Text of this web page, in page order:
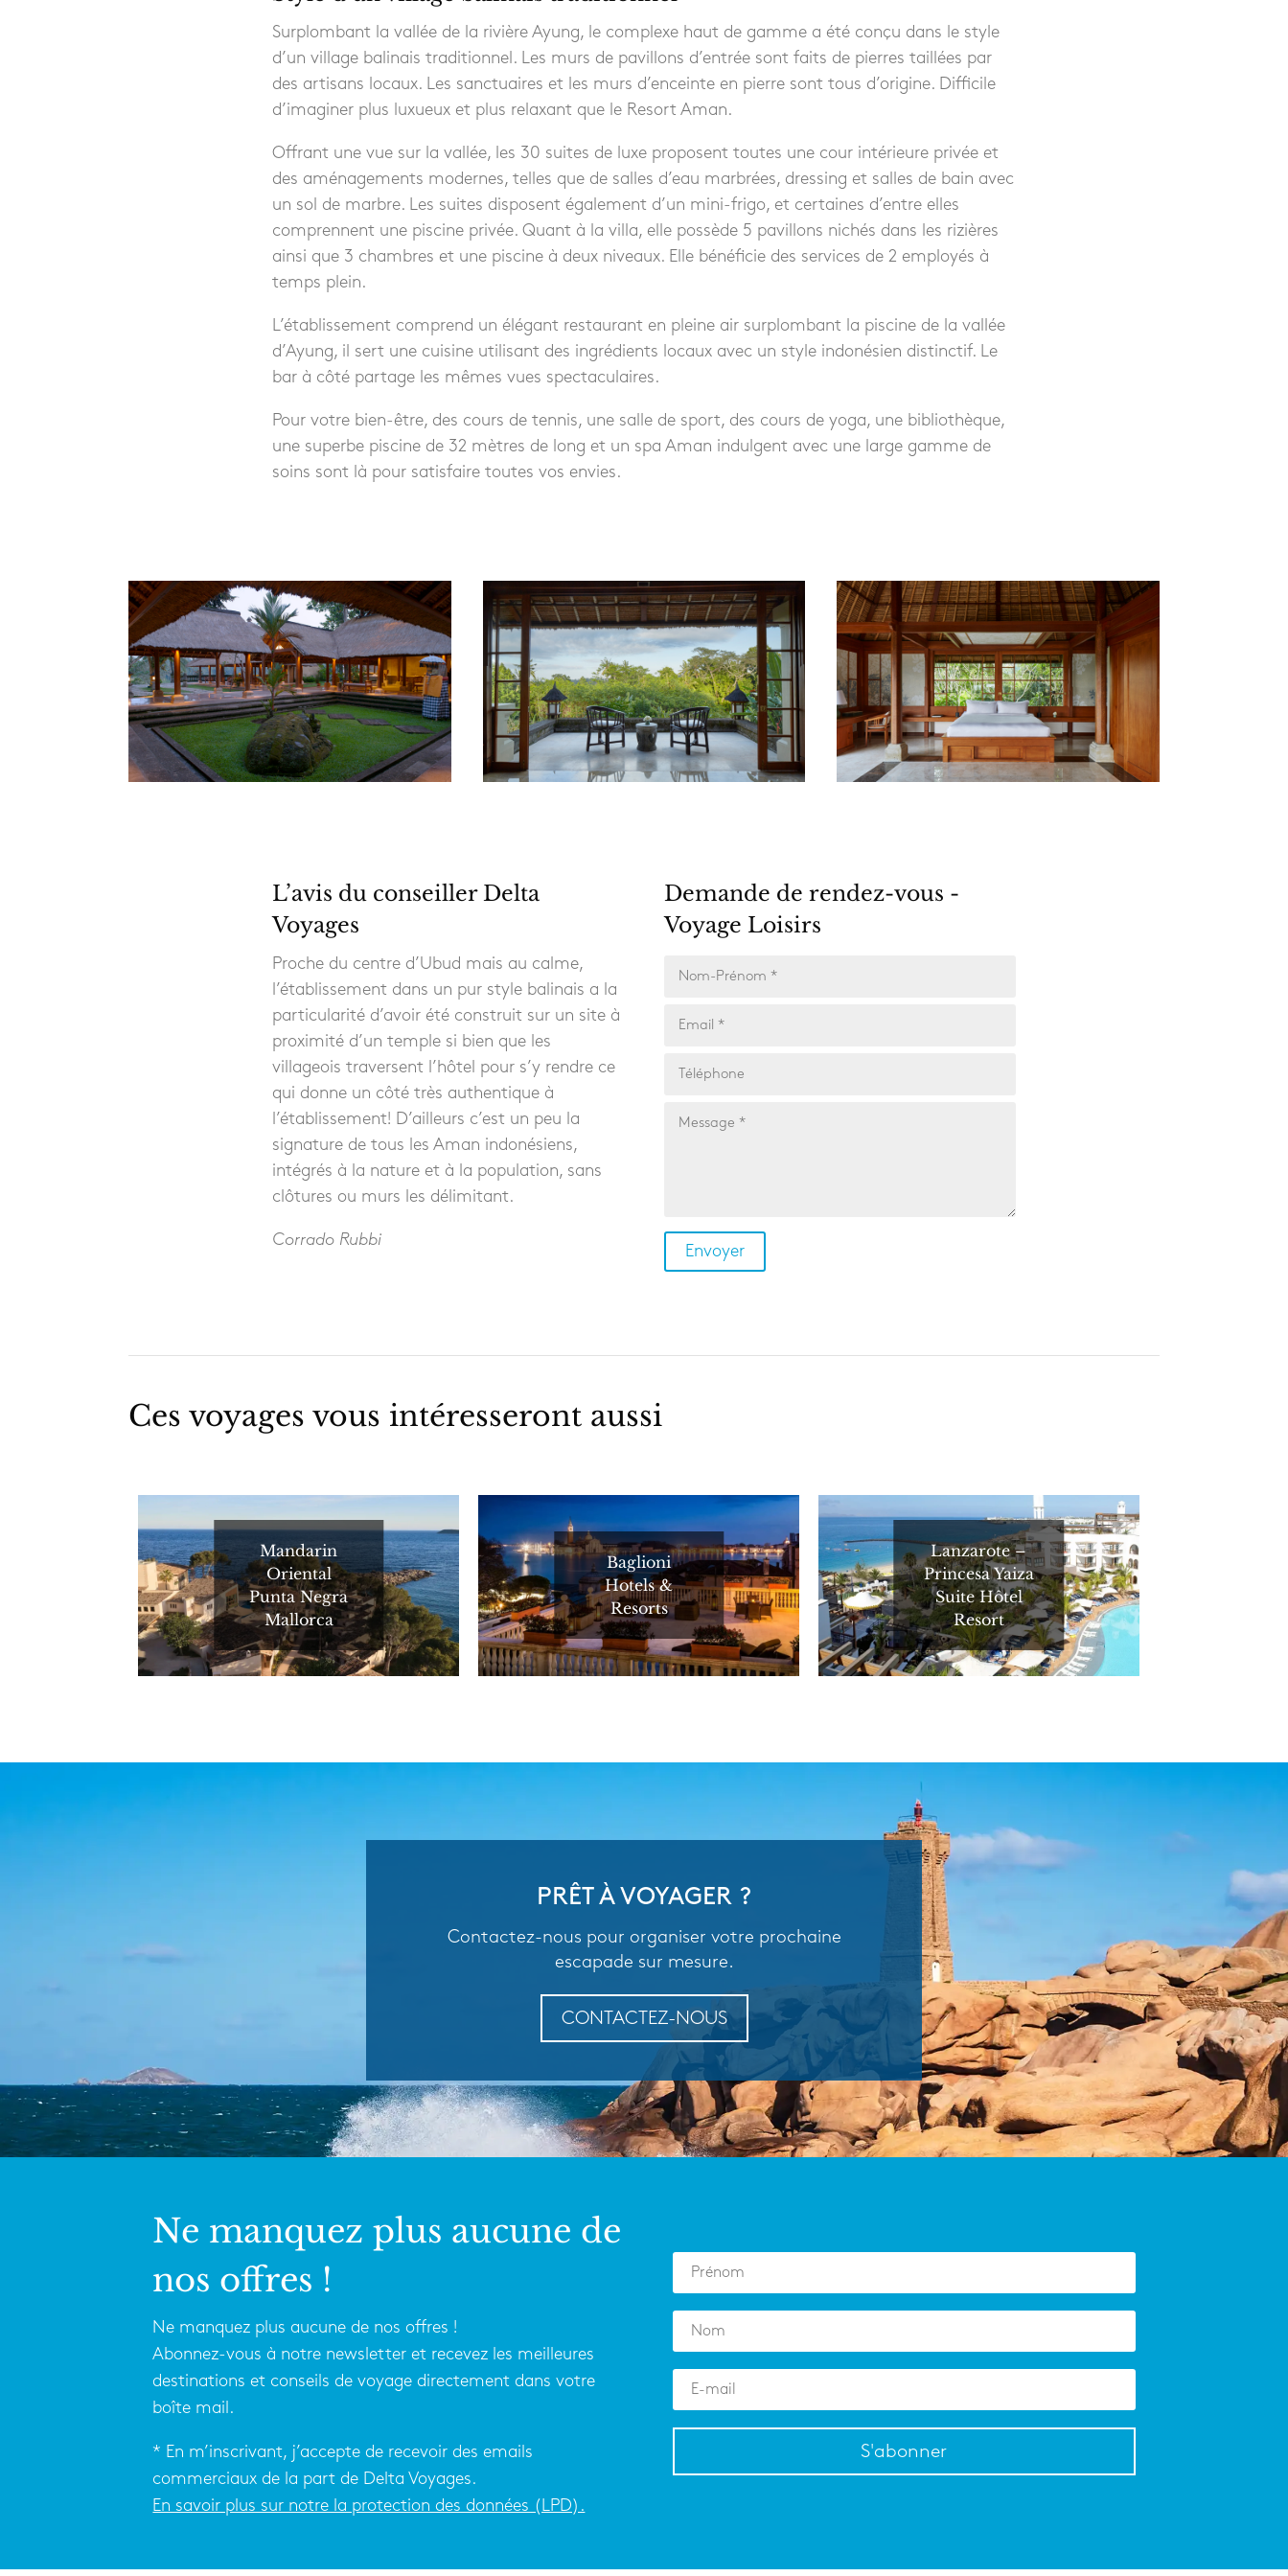
Surplombant la vallée de la rivière Ayung, le complexe haut de gamme a été conçu dans le style
d’un village balinais traditionnel. Les murs de pavillons d’entrée sont faits de pierres taillées par
des artisans locaux. Les sanctuaires et les murs d’enceinte en pierre sont tous d’origine. Difficile
d’imaginer plus luxueux et plus relaxant que le Resort Aman.
Offrant une vue sur la vallée, les 30 suites de luxe proposent toutes une cour intérieure privée et
des aménagements modernes, telles que de salles d’eau marbrées, dressing et salles de bain avec
un sol de marbre. Les suites disposent également d’un mini-frigo, et certaines d’entre elles
comprennent une piscine privée. Quant à la villa, elle possède 5 pavillons nichés dans les rizières
ainsi que 3 chambres et une piscine à deux niveaux. Elle bénéficie des services de 2 employés à
temps plein.
L’établissement comprend un élégant restaurant en pleine air surplombant la piscine de la vallée
d’Ayung, il sert une cuisine utilisant des ingrédients locaux avec un style indonésien distinctif. Le
bar à côté partage les mêmes vues spectaculaires.
Pour votre bien-être, des cours de tennis, une salle de sport, des cours de yoga, une bibliothèque,
une superbe piscine de 32 mètres de long et un spa Aman indulgent avec une large gamme de
soins sont là pour satisfaire toutes vos envies.
L’avis du conseiller Delta
Voyages
Proche du centre d’Ubud mais au calme,
l’établissement dans un pur style balinais a la
particularité d’avoir été construit sur un site à
proximité d’un temple si bien que les
villageois traversent l’hôtel pour s’y rendre ce
qui donne un côté très authentique à
l’établissement! D’ailleurs c’est un peu la
signature de tous les Aman indonésiens,
intégrés à la nature et à la population, sans
clôtures ou murs les délimitant.
Corrado Rubbi
Demande de rendez-vous -
Voyage Loisirs
Ces voyages vous intéresseront aussi
Mandarin
Oriental
Punta Negra
Mallorca
Baglioni
Hotels &
Resorts
Lanzarote –
Princesa Yaiza
Suite Hôtel
Resort
PRÊT À VOYAGER ?
Contactez-nous pour organiser votre prochaine
escapade sur mesure.
CONTACTEZ-NOUS
Ne manquez plus aucune de
nos offres !
Ne manquez plus aucune de nos offres !
Abonnez-vous à notre newsletter et recevez les meilleures
destinations et conseils de voyage directement dans votre
boîte mail.
* En m’inscrivant, j’accepte de recevoir des emails
commerciaux de la part de Delta Voyages.
En savoir plus sur notre la protection des données (LPD).
S'abonner